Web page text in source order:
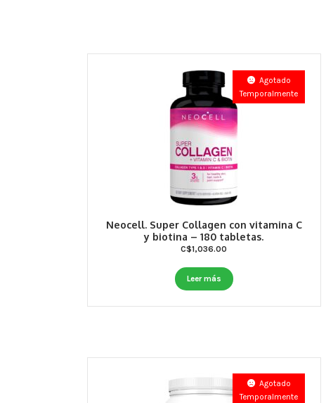
Neocell. Super Collagen con vitamina C
y biotina – 180 tabletas.
Agotado
Temporalmente
C$1,036.00
Leer más
Agotado
Temporalmente